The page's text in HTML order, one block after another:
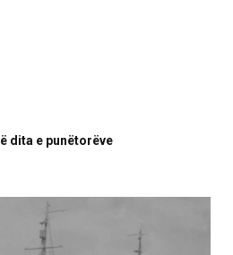
dita e punëtorëve